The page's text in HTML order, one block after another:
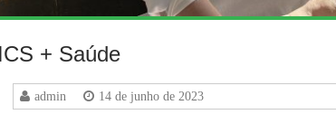
ICS + Saúde
admin 14 de junho de 2023